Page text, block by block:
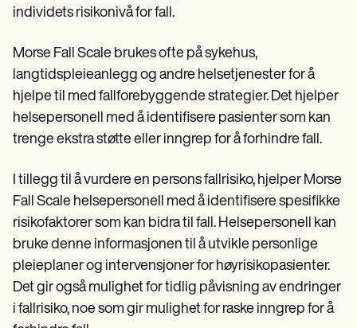
individets risikonivå for fall.
Morse Fall Scale brukes ofte på sykehus,
langtidspleieanlegg og andre helsetjenester for å
hjelpe til med fallforebyggende strategier. Det hjelper
helsepersonell med å identifisere pasienter som kan
trenge ekstra støtte eller inngrep for å forhindre fall.
I tillegg til å vurdere en persons fallrisiko, hjelper Morse
Fall Scale helsepersonell med å identifisere spesifikke
risikofaktorer som kan bidra til fall. Helsepersonell kan
bruke denne informasjonen til å utvikle personlige
pleieplaner og intervensjoner for høyrisikopasienter.
Det gir også mulighet for tidlig påvisning av endringer
i fallrisiko, noe som gir mulighet for raske inngrep for å